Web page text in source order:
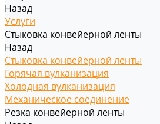
Назад
Услуги
Стыковка конвейерной ленты
Назад
Стыковка конвейерной ленты
Горячая вулканизация
Холодная вулканизация
Механическое соединение
Резка конвейерной ленты